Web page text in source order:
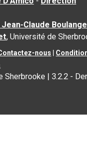
Claude
, Université de
nous
Sherbrooke |3.2.2 -